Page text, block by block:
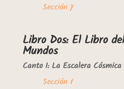
Sección 7
Libro Dos: El Libro
Mundos
Canto I: La Escalera Cósmica
Sección 1